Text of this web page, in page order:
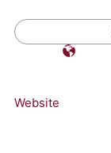
Website